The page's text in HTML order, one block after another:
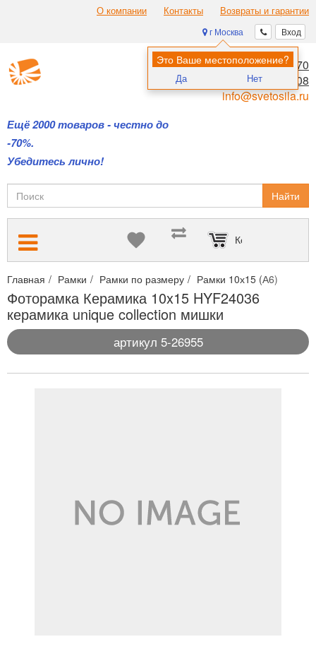
О компании Контакты Возвраты и гарантии
Вход
г Москва
Это Ваше местоположение?
Да Нет
Ещё 2000 товаров - честно до
-70%.
Убедитесь лично!
8 (495) 970-00-70
8 (800) 700-11-08
info@svetosila.ru
Найти
Корзина пуста
Главная Рамки Рамки по размеру Рамки 10х15 (А6)
Фоторамка Керамика 10x15 HYF24036
керамика unique collection мишки
артикул 5-26955